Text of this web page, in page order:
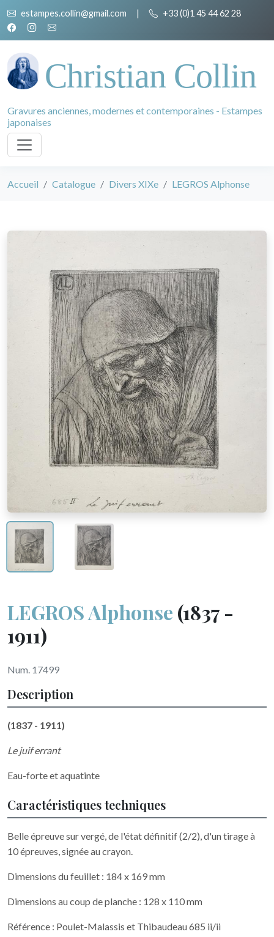
estampes.collin@gmail.com | +33 (0)1 45 44 62 28
Christian Collin
Gravures anciennes, modernes et contemporaines - Estampes
japonaises
Accueil Catalogue Divers XIXe LEGROS Alphonse
LEGROS Alphonse (1837 -
1911)
Num. 17499
Description
(1837 - 1911)
Le juif errant
Eau-forte et aquatinte
Caractéristiques techniques
Belle épreuve sur vergé, de l'état définitif (2/2), d'un tirage à
10 épreuves, signée au crayon.
Dimensions du feuillet : 184 x 169 mm
Dimensions au coup de planche : 128 x 110 mm
Référence : Poulet-Malassis et Thibaudeau 685 ii/ii